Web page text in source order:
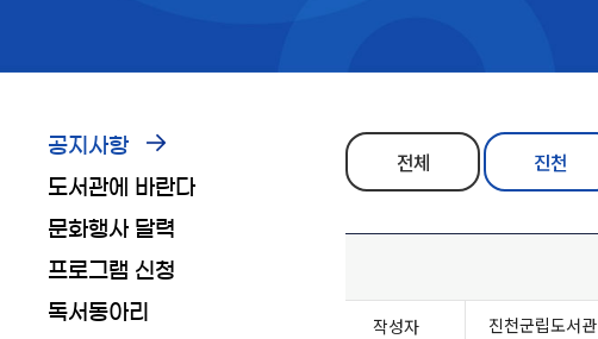
공지사항
도서관에 바란다
문화행사 달력
프로그램 신청
독서동아리
전체 진천
작성자 진천군립도서관